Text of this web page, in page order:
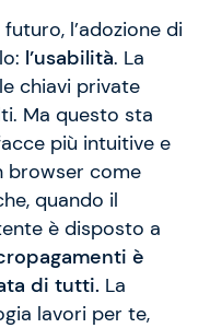
l’adozione di
l’usabilità. La
chiavi private
Ma questo sta
più intuitive e
browser come
quando il
è disposto a
è
di tutti. La
lavori per te,